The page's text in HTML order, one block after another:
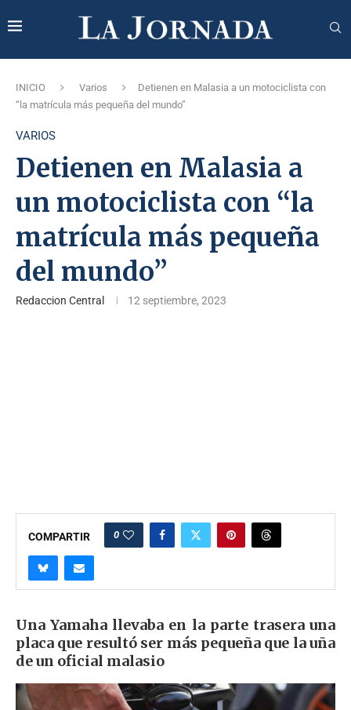
INICIO Varios
Detienen en Malasia a un motociclista con
“la matrícula más pequeña del mundo”
VARIOS
Detienen en Malasia a
un motociclista con “la
matrícula más pequeña
del mundo”
Redaccion Central 12 septiembre, 2023
COMPARTIR 0
Una Yamaha llevaba en la parte trasera una
placa que resultó ser más pequeña que la uña
de un oficial malasio